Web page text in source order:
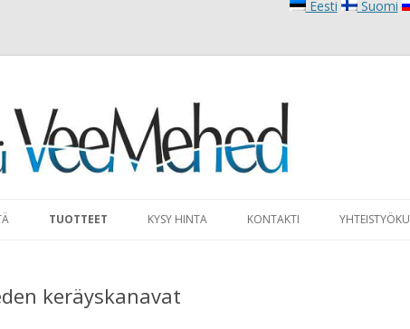
Eesti Suomi
TUOTTEET KYSY HINTA KONTAKTI
keräyskanavat